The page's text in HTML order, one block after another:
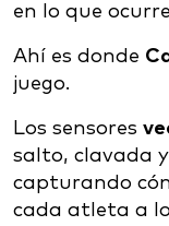
en lo que
Ahí es donde
juego.
Los sensores
salto, clavada
capturando
cada atleta a